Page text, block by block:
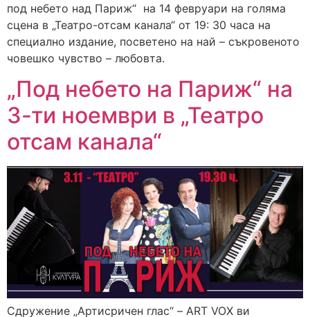
под небето над Париж“ на 14 февруари на голяма
сцена в „Театро-отсам канала“ от 19: 30 часа на
специално издание, посветено на най – съкровеното
човешко чувство – любовта.
„Под небето на Париж“ на
3-ти ноември в „Театро
отсам канала“
Сдружение „Артисричен глас“ – ART VOX ви